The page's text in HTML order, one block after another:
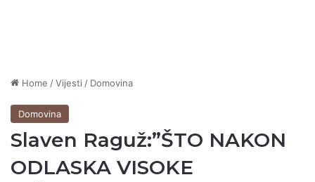
Home /Vijesti / Domovina
Domovina
Slaven Raguž:”ŠTO NAKON
ODLASKA VISOKE